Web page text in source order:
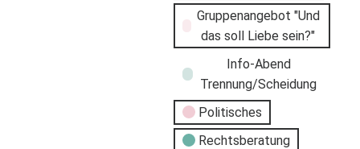
Gruppenangebot "Und
das soll Liebe sein?"
Info-Abend
Trennung/Scheidung
Politisches
Rechtsberatung